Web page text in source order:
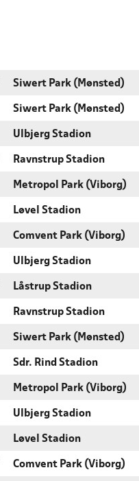
Siwert Park (Mønsted)
Siwert Park (Mønsted)
Ulbjerg Stadion
Ravnstrup Stadion
Metropol Park (Viborg)
Løvel Stadion
Comvent Park (Viborg)
Ulbjerg Stadion
Låstrup Stadion
Ravnstrup Stadion
Siwert Park (Mønsted)
Sdr. Rind Stadion
Metropol Park (Viborg)
Ulbjerg Stadion
Løvel Stadion
Comvent Park (Viborg)